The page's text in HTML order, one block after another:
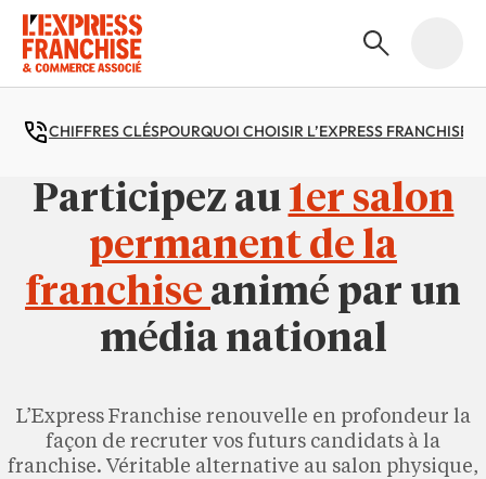
CHIFFRES CLÉSPOURQUOI CHOISIR L’EXPRESS FRANCHISE ?
Participez au 1er salon
permanent de la
franchise animé par un
média national
L’Express Franchise renouvelle en profondeur la
façon de recruter vos futurs candidats à la
franchise. Véritable alternative au salon physique,